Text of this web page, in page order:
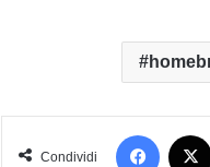
Condividi